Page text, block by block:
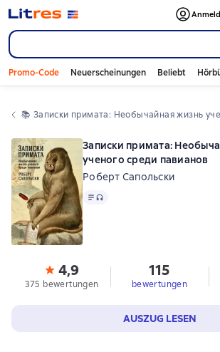
Promo-Code Neuerscheinungen Beliebt
📚 Записки примата: Необычайная жизнь
Записки примата:
ученого среди павианов
Роберт Сапольски
Text, Audioformat verfügbar
4,9
375 bewertungen
115
bewertungen
AUSZUG LESEN